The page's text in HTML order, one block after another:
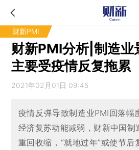
财新PMI
财新PMI分析|制造业
主要受疫情反复拖累
2021年02月01日 09:45
疫情反弹导致制造业PMI回落幅
经济复苏动能减弱，财新中国制
重回收缩，“就地过年”或使节后